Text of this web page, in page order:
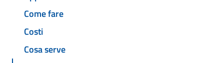
Come fare
Costi
Cosa serve